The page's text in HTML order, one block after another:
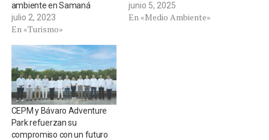
ambiente en Samaná
julio 2, 2023
En «Turismo»
junio 5, 2025
En «Medio Ambiente»
CEPM y Bávaro Adventure
Park refuerzan su
compromiso con un futuro